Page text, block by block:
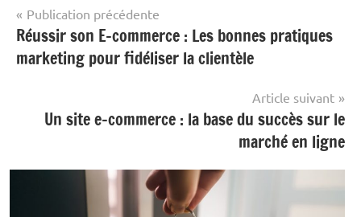
Informatique
& Internet
Navigation
de
l’article
Publication précédente
Réussir son E-commerce : Les bonnes pratiques
marketing pour fidéliser la clientèle
Article suivant
Un site e-commerce : la base du succès sur le
marché en ligne